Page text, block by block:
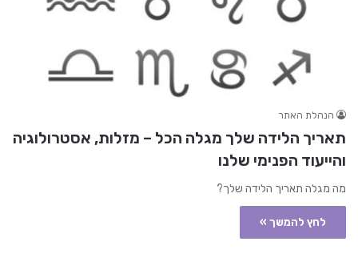
הנהלת האתר
תאריך הלידה שלך מגלה הכל – מזלות, אסטרולוגיה
והייעוד הפנימי שלנו
מה מגלה תאריך הלידה שלך?
לחץ להמשך »